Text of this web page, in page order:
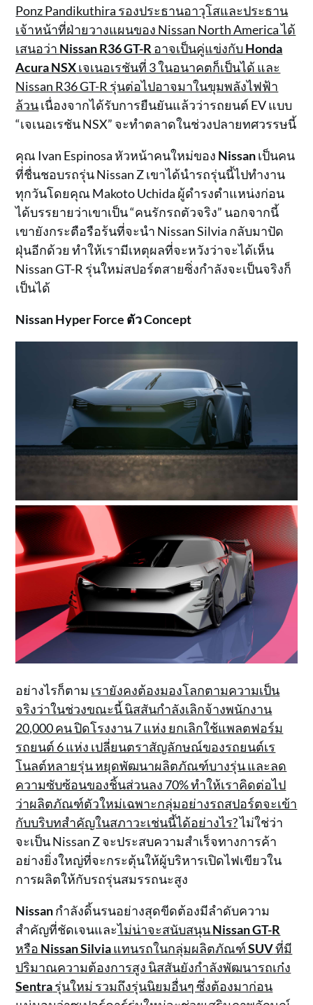
Ponz Pandikuthira รองประธานอาวุโสและประธาน
เจ้าหน้าที่ฝ่ายวางแผนของ Nissan North America ได้
เสนอว่า Nissan R36 GT-R อาจเป็นคู่แข่งกับHonda
Acura NSXเจเนอเรชันที่ 3 ในอนาคตก็เป็นได้ และ
Nissan R36 GT-R รุ่นต่อไปอาจมาในขุมพลังไฟฟ้า
ล้วนเนื่องจากได้รับการยืนยันแล้วว่ารถยนต์ EV แบบ
“เจเนอเรชัน NSX” จะทำตลาดในช่วงปลายทศวรรษนี้
คุณ Ivan Espinosa หัวหน้าคนใหม่ของ Nissanเป็นคน
ที่ชื่นชอบรถรุ่น Nissan Z เขาได้นำรถรุ่นนี้ไปทำงาน
ทุกวันโดยคุณ Makoto Uchida ผู้ดำรงตำแหน่งก่อน
ได้บรรยายว่าเขาเป็น “คนรักรถตัวจริง” นอกจากนี้
เขายังกระตือรือร้นที่จะนำ Nissan Silvia กลับมาปัด
ฝุ่นอีกด้วย ทำให้เรามีเหตุผลที่จะหวังว่าจะได้เห็น
Nissan GT-R รุ่นใหม่สปอร์ตสายซิ่งกำลังจะเป็นจริงก็
เป็นได้
Nissan Hyper Force ตัว Concept
อย่างไรก็ตาม เรายังคงต้องมองโลกตามความเป็น
จริงว่าในช่วงขณะนี้ นิสสันกำลังเลิกจ้างพนักงาน
20,000 คน ปิดโรงงาน 7 แห่ง ยกเลิกใช้แพลตฟอร์ม
รถยนต์ 6 แห่ง เปลี่ยนตราสัญลักษณ์ของรถยนต์เร
โนลต์หลายรุ่น หยุดพัฒนาผลิตภัณฑ์บางรุ่น และลด
ความซับซ้อนของชิ้นส่วนลง 70% ทำให้เราคิดต่อไป
ว่าผลิตภัณฑ์ตัวใหม่เฉพาะกลุ่มอย่างรถสปอร์ตจะเข้า
กับบริบทสำคัญในสภาวะเช่นนี้ได้อย่างไร?ไม่ใช่ว่า
จะเป็น Nissan Z จะประสบความสำเร็จทางการค้า
อย่างยิ่งใหญ่ที่จะกระตุ้นให้ผู้บริหารเปิดไฟเขียวใน
การผลิตให้กับรถรุ่นสมรรถนะสูง
Nissanกำลังดิ้นรนอย่างสุดขีดต้องมีลำดับความ
สำคัญที่ชัดเจนและไม่น่าจะสนับสนุนNissan GT-R
หรือ Nissan Silviaแทนรถในกลุ่มผลิตภัณฑ์SUVที่มี
ปริมาณความต้องการสูง นิสสันยังกำลังพัฒนารถเก๋ง
Sentraรุ่นใหม่ รวมถึงรุ่นนิยมอื่นๆ ซึ่งต้องมาก่อน